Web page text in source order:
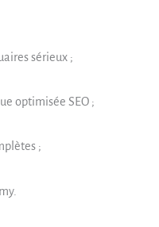
sérieux ;
optimisée SEO ;
;